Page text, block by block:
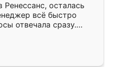
осталась
всё быстро
отвечала сразу.
субботу, подошёл к
Собрали
аккуратно, даже